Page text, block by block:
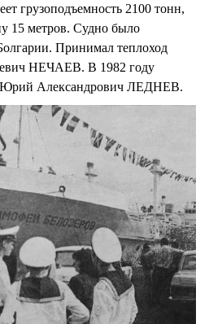
грузоподъемность 2100 тонн,
15 метров. Судно было
Принимал теплоход
НЕЧАЕВ. В 1982 году
Юрий Александрович ЛЕДНЕВ.